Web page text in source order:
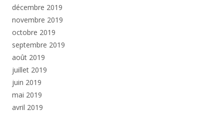
décembre 2019
novembre 2019
octobre 2019
septembre 2019
août 2019
juillet 2019
juin 2019
mai 2019
avril 2019